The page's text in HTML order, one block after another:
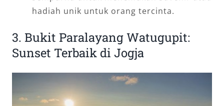
hadiah unik untuk orang tercinta.
3. Bukit Paralayang Watugupit:
Sunset Terbaik di Jogja